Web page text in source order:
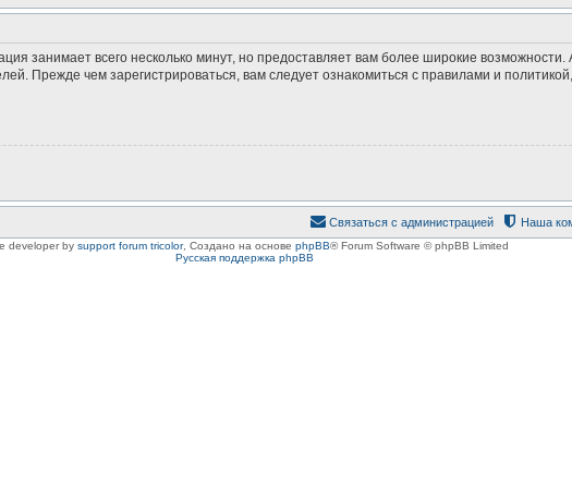
занимает всего несколько минут, но предоставляет вам более широкие
Прежде чем зарегистрироваться, вам следует ознакомиться с правилами и
Наша
Связаться с администрацией
developer by support forum tricolor, Создано на основе phpBB® Forum Software © phpBB Limited
Русская поддержка phpBB